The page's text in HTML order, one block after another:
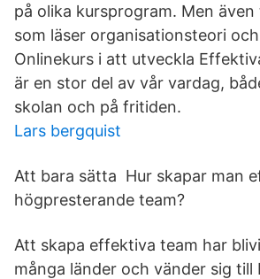
på olika kursprogram. Men
som läser organisationsteori
Onlinekurs i att utveckla
är en stor del av vår vardag,
skolan och på fritiden.
Lars bergquist
Att bara sätta Hur skapar man
högpresterande team?
Att skapa effektiva team har
många länder och vänder sig till